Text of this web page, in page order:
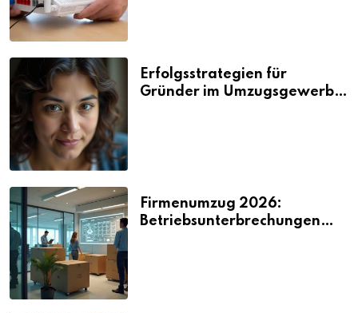
Erfolgsstrategien für
Gründer im Umzugsgewerbe
Firmenumzug 2026:
Betriebsunterbrechungen